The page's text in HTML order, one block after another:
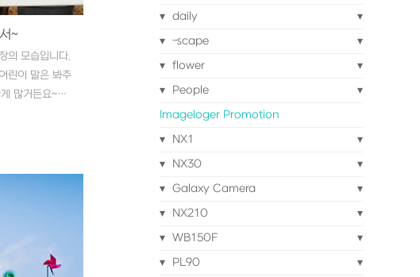
시회의 위치는
~
의 모습입니다.
린이 말은 봐주
많거든요~
주변으로는
이즈입니다. 이
년에 세미원에
daily
-scape
flower
People
Imageloger Promotion
NX1
NX30
Galaxy Camera
NX210
WB150F
PL90